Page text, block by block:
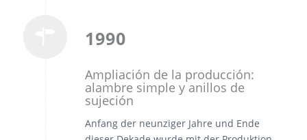
1990
Ampliación de la producción:
alambre simple y anillos de
sujeción
Anfang der neunziger Jahre und Ende